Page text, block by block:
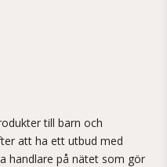
till barn och
att ha ett utbud med
handlare på nätet som gör